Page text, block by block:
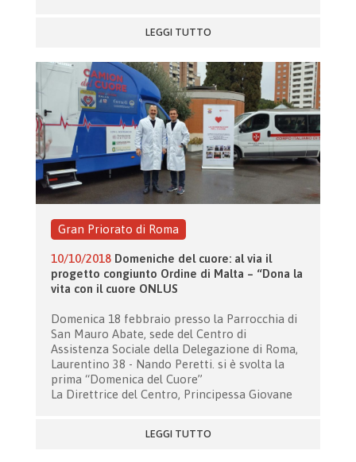
LEGGI TUTTO
Gran Priorato di Roma
10/10/2018 Domeniche del cuore: al via il
progetto congiunto Ordine di Malta – “Dona la
vita con il cuore ONLUS
Domenica 18 febbraio presso la Parrocchia di
San Mauro Abate, sede del Centro di
Assistenza Sociale della Delegazione di Roma,
Laurentino 38 - Nando Peretti. si è svolta la
prima “Domenica del Cuore”
La Direttrice del Centro, Principessa Giovane
LEGGI TUTTO